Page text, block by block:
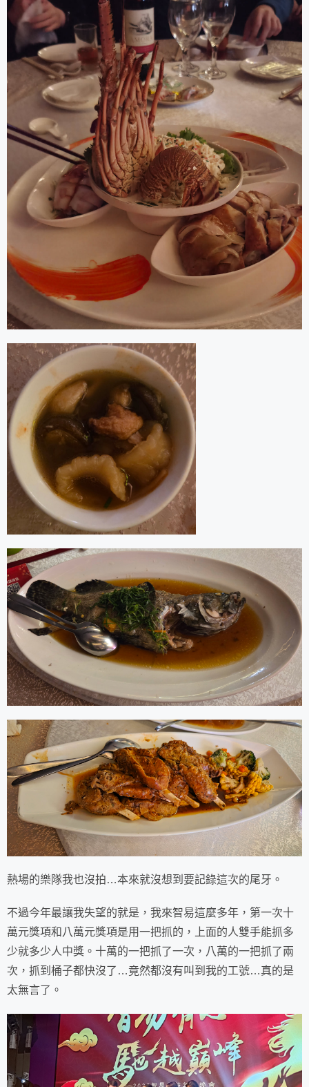
熱場的樂隊我也沒拍…本來就沒想到要記錄這次的尾牙。
不過今年最讓我失望的就是，我來智易這麼多年，第一次十
萬元獎項和八萬元獎項是用一把抓的，上面的人雙手能抓多
少就多少人中獎。十萬的一把抓了一次，八萬的一把抓了兩
次，抓到桶子都快沒了…竟然都沒有叫到我的工號…真的是
太無言了。